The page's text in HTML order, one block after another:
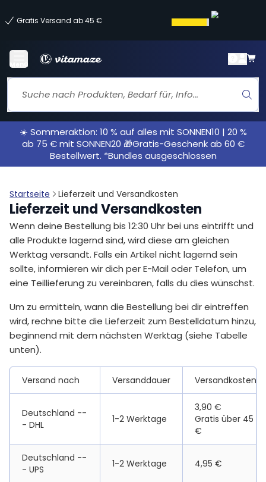
Gratis Versand ab 45 €
Menü
☀️ Sommeraktion: 10 % auf alles mit SONNEN10 | 20 %
ab 75 € mit SONNEN20 🎁Gratis-Geschenk ab 60 €
Bestellwert. *Bundles ausgeschlossen
Startseite Lieferzeit und Versandkosten
Lieferzeit und Versandkosten
Wenn deine Bestellung bis 12:30 Uhr bei uns eintrifft und
alle Produkte lagernd sind, wird diese am gleichen
Werktag versandt. Falls ein Artikel nicht lagernd sein
sollte, informieren wir dich per E-Mail oder Telefon, um
eine Teillieferung zu vereinbaren, falls du dies wünschst.
Um zu ermitteln, wann die Bestellung bei dir eintreffen
wird, rechne bitte die Lieferzeit zum Bestelldatum hinzu,
beginnend mit dem nächsten Werktag (siehe Tabelle
unten).
Versand nach Versanddauer Versandkosten
Deutschland --
- DHL
1-2 Werktage
3,90 €
Gratis über 45
€
Deutschland --
- UPS
1-2 Werktage 4,95 €